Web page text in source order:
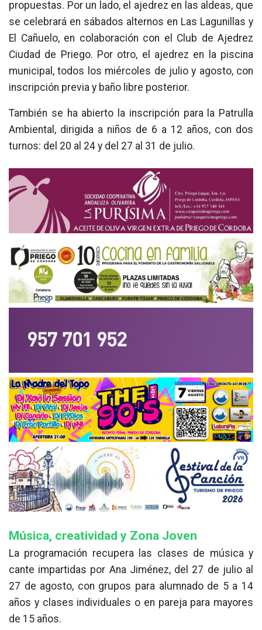
propuestas. Por un lado, el ajedrez en las aldeas, que
se celebrará en sábados alternos en Las Lagunillas y
El Cañuelo, en colaboración con el Club de Ajedrez
Ciudad de Priego. Por otro, el ajedrez en la piscina
municipal, todos los miércoles de julio y agosto, con
inscripción previa y baño libre posterior.
También se ha abierto la inscripción para la Patrulla
Ambiental, dirigida a niños de 6 a 12 años, con dos
turnos: del 20 al 24 y del 27 al 31 de julio.
Música, creatividad y Zona Joven
La programación recupera las clases de música y
cante impartidas por Ana Jiménez, del 27 de julio al
27 de agosto, con grupos para alumnado de 5 a 14
años y clases individuales o en pareja para mayores
de 15 años.